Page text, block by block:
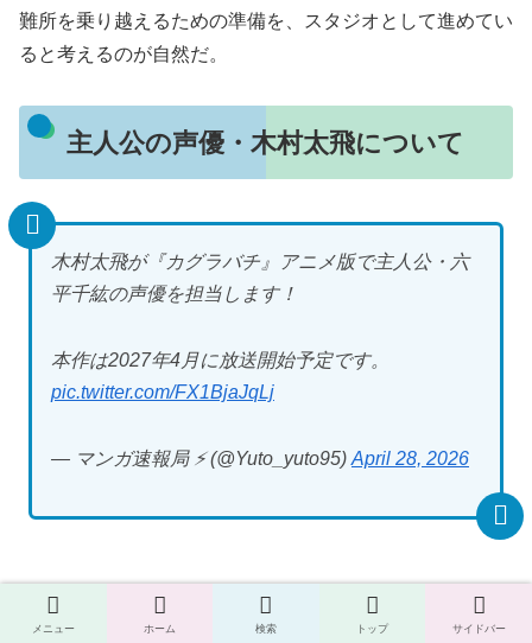
難所を乗り越えるための準備を、スタジオとして進めてい
ると考えるのが自然だ。
主人公の声優・木村太飛について
木村太飛が『カグラバチ』アニメ版で主人公・六
平千紘の声優を担当します！
本作は2027年4月に放送開始予定です。
pic.twitter.com/FX1BjaJqLj
— マンガ速報局 ⚡ (@Yuto_yuto95) April 28, 2026
木村太飛が挑む「千鉱」という難役：2025年度新人声優
賞のトピックから読み解く、アニメ化への期待アニメ作品
メニュー ホーム 検索 トップ サイドバー